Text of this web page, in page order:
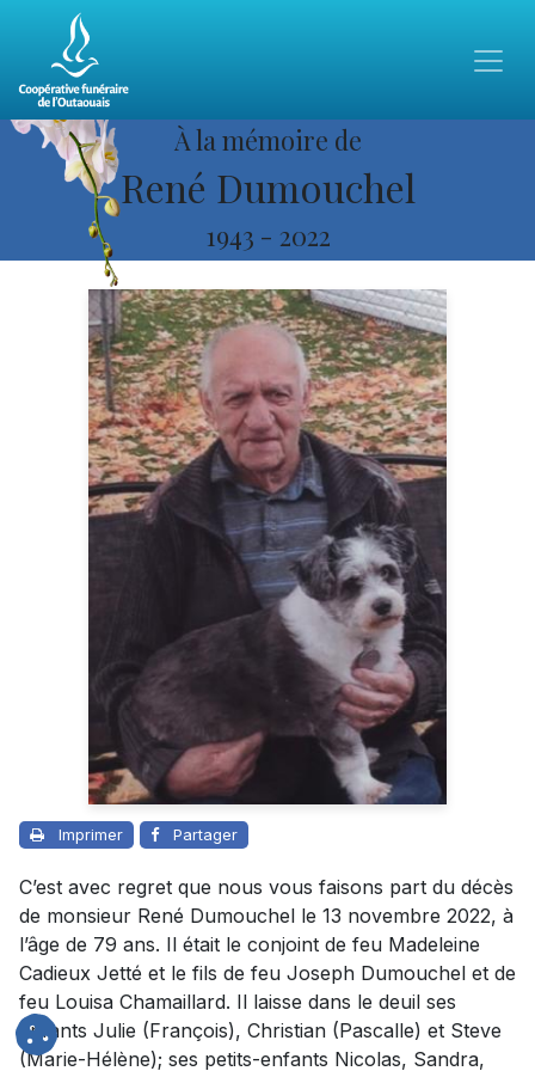
À la mémoire de
René Dumouchel
1943 - 2022
Imprimer Partager
C’est avec regret que nous vous faisons part du décès
de monsieur René Dumouchel le 13 novembre 2022, à
l’âge de 79 ans. Il était le conjoint de feu Madeleine
Cadieux Jetté et le fils de feu Joseph Dumouchel et de
feu Louisa Chamaillard. Il laisse dans le deuil ses
enfants Julie (François), Christian (Pascalle) et Steve
(Marie-Hélène); ses petits-enfants Nicolas, Sandra,